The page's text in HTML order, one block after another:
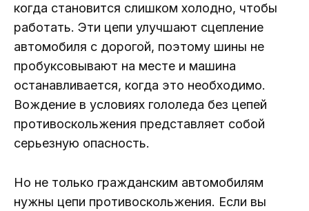
когда становится слишком холодно, чтобы
работать. Эти цепи улучшают сцепление
автомобиля с дорогой, поэтому шины не
пробуксовывают на месте и машина
останавливается, когда это необходимо.
Вождение в условиях гололеда без цепей
противоскольжения представляет собой
серьезную опасность.
Но не только гражданским автомобилям
нужны цепи противоскольжения. Если вы